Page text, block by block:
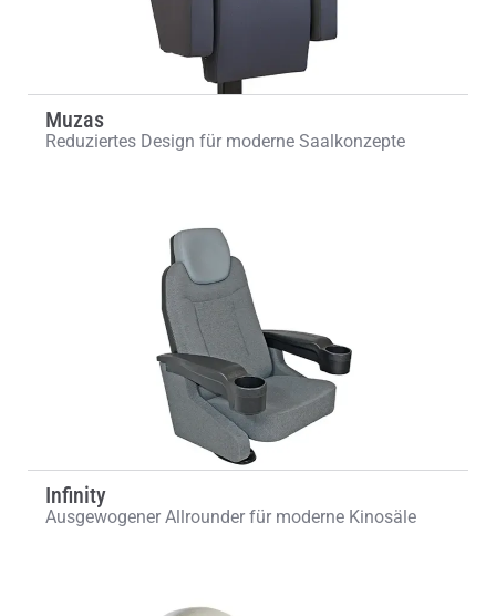
Muzas
Reduziertes Design für moderne Saalkonzepte
Infinity
Ausgewogener Allrounder für moderne Kinosäle